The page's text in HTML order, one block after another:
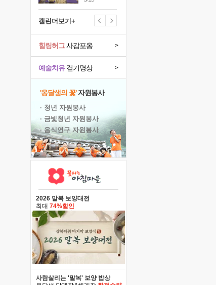
캘린더보기+
예술치유걷기명상 >
힐링허그사감포옹 >
'옹달샘의 꽃'자원봉사
· 청년 자원봉사
· 금빛청년 자원봉사
· 음식연구 자원봉사
2026 말복 보양대전
최대 74%할인
사람살리는 '말복' 보양 밥상